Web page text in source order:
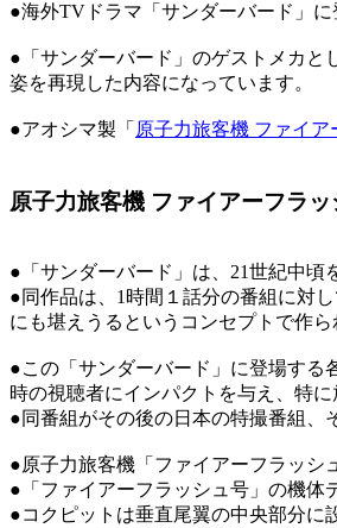
●海外TVドラマ「サンダーバード」
●「サンダーバード」のゲストメカと
姿を再現した内容になっています。
●アオシマ製「 原子力旅客機 ファイ
原子力旅客機 ファイアーフラ
●「サンダーバード」は、21世紀中頃
●同作品は、1時間１話分の番組に対
にも堪えうるというコンセプトで作ら
●この「サンダーバード」に登場する
時の視聴者にインパクトを与え、特
●同番組がその後の日本の特撮番組、
●原子力旅客機「ファイアーフラッシ
●「ファイアーフラッシュ号」の機体
●コクピットは垂直尾翼の中央部分に